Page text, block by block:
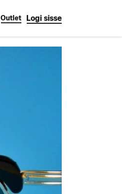
Outlet Logi sisse